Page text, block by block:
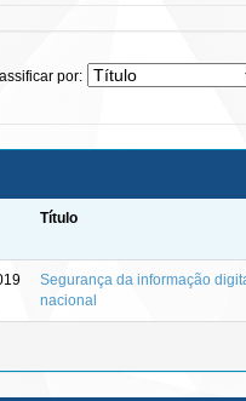
por:
Título
Segurança da informação
nacional